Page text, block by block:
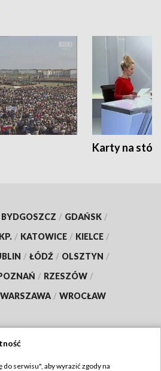
Karty na
BYDGOSZCZ / GDAŃSK /
/ KATOWICE / KIELCE /
/ ŁÓDŹ / OLSZTYN /
/ RZESZÓW /
WARSZAWA / WROCŁAW
serwisu", aby wyrazić zgody na